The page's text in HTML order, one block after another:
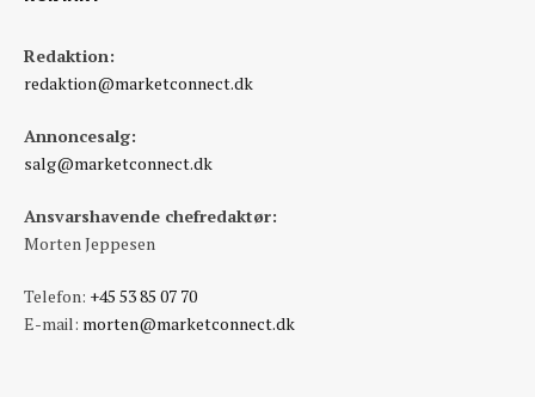
Redaktion:
redaktion@marketconnect.dk
Annoncesalg:
salg@marketconnect.dk
Ansvarshavende chefredaktør:
Morten Jeppesen
Telefon: +45 53 85 07 70
E-mail: morten@marketconnect.dk